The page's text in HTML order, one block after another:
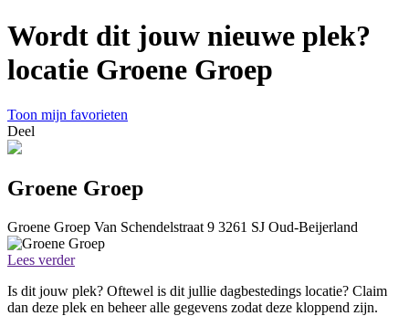
Wordt dit jouw nieuwe plek?
locatie Groene Groep
Toon mijn favorieten
Deel
Groene Groep
Groene Groep Van Schendelstraat 9 3261 SJ Oud-Beijerland
Lees verder
Is dit jouw plek? Oftewel is dit jullie dagbestedings locatie? Claim
dan deze plek en beheer alle gegevens zodat deze kloppend zijn.